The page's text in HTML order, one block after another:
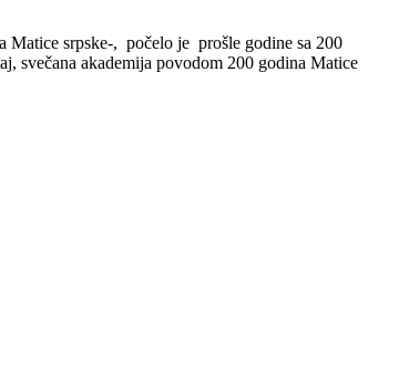
Matice srpske-, počelo je prošle godine sa 200
svečana akademija povodom 200 godina Matice